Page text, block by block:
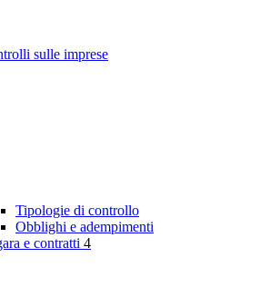
sulle imprese
Tipologie di controllo
Obblighi e adempimenti
e contratti 4